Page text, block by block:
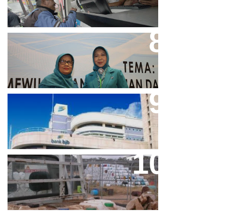
Perpres No.99/2017 Bisa Jadi
Acuan Semangat Pengabdian
PKK
Aher Minta Pemerintah Pusat
Masukan Kembali BJB Sebagai
Penyalur KUR
Paparan Pestisida Sebabkan
Parkinson Dan Kanker